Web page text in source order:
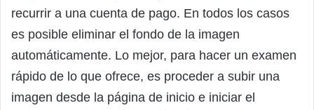
recurrir a una cuenta de pago. En todos los casos
es posible eliminar el fondo de la imagen
automáticamente. Lo mejor, para hacer un examen
rápido de lo que ofrece, es proceder a subir una
imagen desde la página de inicio e iniciar el